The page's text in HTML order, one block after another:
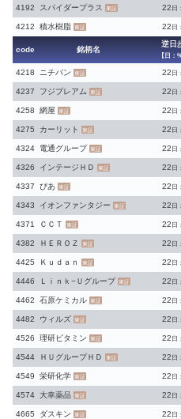
4192 スパイダープラス 東証 22 日：
4212 積水樹脂 東証 22 日：
code 銘柄名
逆日
【日：%
4218
ニチバン 東証 22 日：
4237 フジプレアム 東証 22 日：
4258 網屋 東証 22 日：
4275 カーリット 東証 22 日：
4324 電通グループ 東証 22 日：
4326 インテージＨＤ 東証 22 日：
4337 ぴあ 東証 22 日：
4343 イオンファンタジー 東証 22 日：
4371 ＣＣＴ 東証 22 日：
4382 ＨＥＲＯＺ 東証 22 日：
4425 Ｋｕｄａｎ 東証 22 日：
4446 Ｌｉｎｋ−Ｕグループ 東証 22 日：
4462 石原ケミカル 東証 22 日：
4482 ウィルズ 東証 22 日：
4526 理研ビタミン 東証 22 日：
4544 ＨＵグループＨＤ 東証 22 日：
4549 栄研化学 東証 22 日：
4574 大幸薬品 東証 22 日：
4665 ダスキン 東証 22 日：